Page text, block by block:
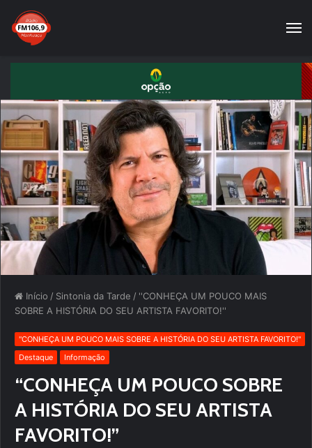
Início / Sintonia da Tarde / ''CONHEÇA UM POUCO MAIS
SOBRE A HISTÓRIA DO SEU ARTISTA FAVORITO!''
''CONHEÇA UM POUCO MAIS SOBRE A HISTÓRIA DO SEU ARTISTA FAVORITO!''
Destaque
Informação
“CONHEÇA UM POUCO SOBRE
A HISTÓRIA DO SEU ARTISTA
FAVORITO!”